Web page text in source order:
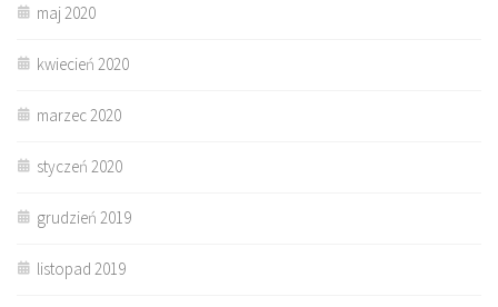
maj 2020
kwiecień 2020
marzec 2020
styczeń 2020
grudzień 2019
listopad 2019